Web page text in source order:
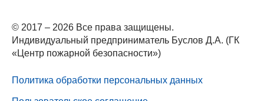
© 2017 – 2026 Все права защищены.
Индивидуальный предприниматель Буслов Д.А. (ГК
«Центр пожарной безопасности»)
Политика обработки персональных данных